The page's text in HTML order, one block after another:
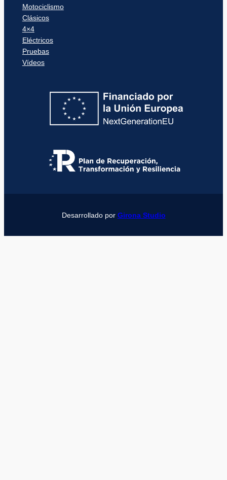
Motociclismo
Clásicos
4×4
Eléctricos
Pruebas
Vídeos
Desarrollado por Girona Studio